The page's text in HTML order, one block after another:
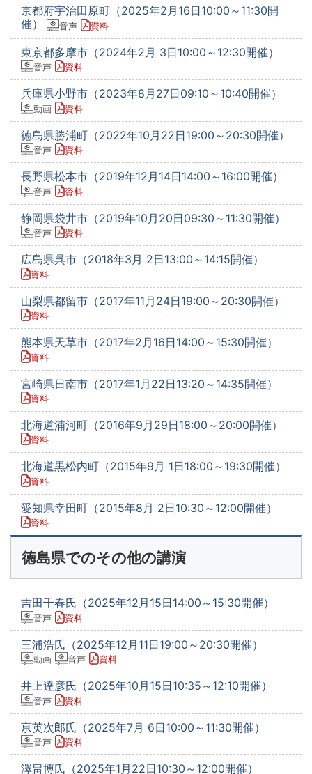
京都府宇治田原町（2025年2月16日10:00～11:30開
催）
音声 資料
東京都多摩市（2024年2月 3日10:00～12:30開催）
音声 資料
兵庫県小野市（2023年8月27日09:10～10:40開催）
動画 資料
徳島県勝浦町（2022年10月22日19:00～20:30開催）
音声 資料
長野県松本市（2019年12月14日14:00～16:00開催）
音声 資料
静岡県袋井市（2019年10月20日09:30～11:30開催）
音声 資料
広島県呉市（2018年3月 2日13:00～14:15開催）
資料
山梨県都留市（2017年11月24日19:00～20:30開催）
資料
熊本県天草市（2017年2月16日14:00～15:30開催）
資料
宮崎県日南市（2017年1月22日13:20～14:35開催）
資料
北海道浦河町（2016年9月29日18:00～20:00開催）
資料
北海道黒松内町（2015年9月 1日18:00～19:30開催）
資料
愛知県幸田町（2015年8月 2日10:30～12:00開催）
資料
徳島県でのその他の講演
吉田千春氏（2025年12月15日14:00～15:30開催）
音声 資料
三浦浩氏（2025年12月11日19:00～20:30開催）
動画 音声 資料
井上達彦氏（2025年10月15日10:35～12:10開催）
音声 資料
亰英次郎氏（2025年7月 6日10:00～11:30開催）
音声 資料
澤畠博氏（2025年1月22日10:30～12:00開催）